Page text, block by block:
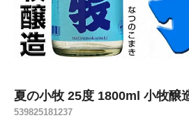
夏の小牧 25度 1800ml 小牧醸
539825181237